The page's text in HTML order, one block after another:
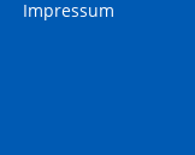
Impressum